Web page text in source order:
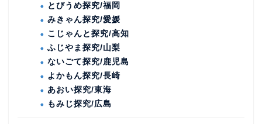
とびうめ探究/福岡
みきゃん探究/愛媛
こじゃんと探究/高知
ふじやま探究/山梨
ないごて探究/鹿児島
よかもん探究/長崎
あおい探究/東海
もみじ探究/広島